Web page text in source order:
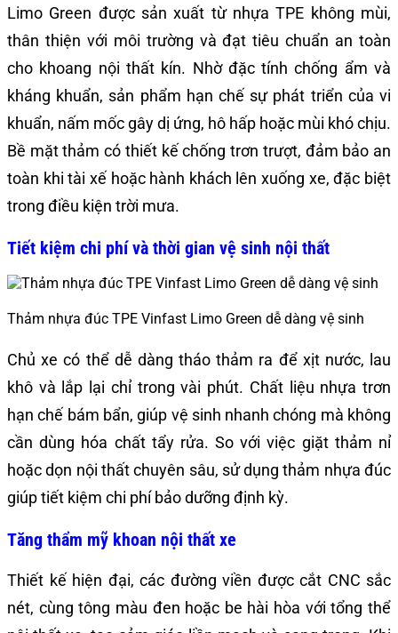
Limo Green được sản xuất từ nhựa TPE không mùi,
thân thiện với môi trường và đạt tiêu chuẩn an toàn
cho khoang nội thất kín. Nhờ đặc tính chống ẩm và
kháng khuẩn, sản phẩm hạn chế sự phát triển của vi
khuẩn, nấm mốc gây dị ứng, hô hấp hoặc mùi khó chịu.
Bề mặt thảm có thiết kế chống trơn trượt, đảm bảo an
toàn khi tài xế hoặc hành khách lên xuống xe, đặc biệt
trong điều kiện trời mưa.
Tiết kiệm chi phí và thời gian vệ sinh nội thất
Thảm nhựa đúc TPE Vinfast Limo Green dễ dàng vệ sinh
Chủ xe có thể dễ dàng tháo thảm ra để xịt nước, lau
khô và lắp lại chỉ trong vài phút. Chất liệu nhựa trơn
hạn chế bám bẩn, giúp vệ sinh nhanh chóng mà không
cần dùng hóa chất tẩy rửa. So với việc giặt thảm nỉ
hoặc dọn nội thất chuyên sâu, sử dụng thảm nhựa đúc
giúp tiết kiệm chi phí bảo dưỡng định kỳ.
Tăng thẩm mỹ khoan nội thất xe
Thiết kế hiện đại, các đường viền được cắt CNC sắc
nét, cùng tông màu đen hoặc be hài hòa với tổng thể